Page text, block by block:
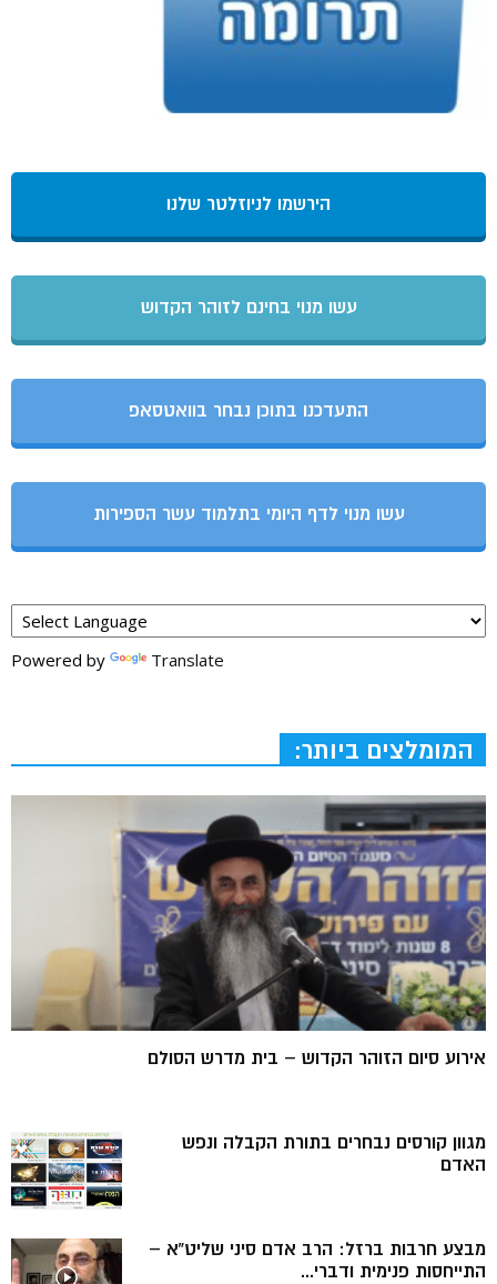
הירשמו לניוזלטר שלנו
עשו מנוי בחינם לזוהר הקדוש
התעדכנו בתוכן נבחר בוואטסאפ
עשו מנוי לדף היומי בתלמוד עשר הספירות
Powered by Translate
המומלצים ביותר:
אירוע סיום הזוהר הקדוש – בית מדרש הסולם
מגוון קורסים נבחרים בתורת הקבלה ונפש
האדם
מבצע חרבות ברזל: הרב אדם סיני שליט”א –
התייחסות פנימית ודברי...